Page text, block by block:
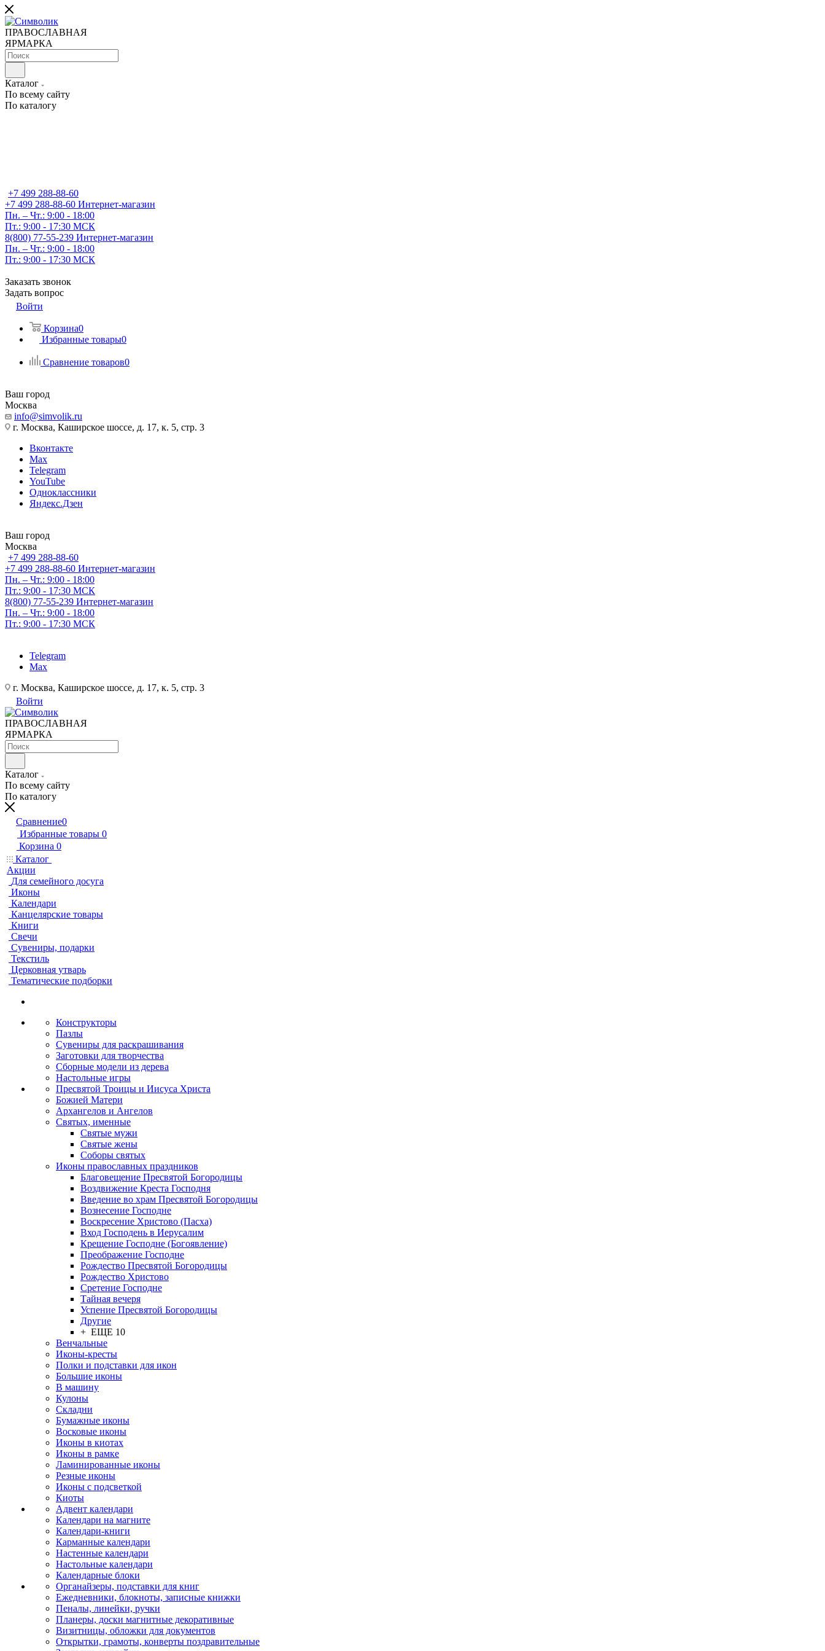
ПРАВОСЛАВНАЯ
ЯРМАРКА
Каталог
По всему сайту
По каталогу
+7 499 288-88-60
+7 499 288-88-60 Интернет-магазин
Пн. – Чт.: 9:00 - 18:00
Пт.: 9:00 - 17:30 МСК
8(800) 77-55-239 Интернет-магазин
Пн. – Чт.: 9:00 - 18:00
Пт.: 9:00 - 17:30 МСК
Заказать звонок
Задать вопрос
Войти
Корзина0
Избранные товары0
Сравнение товаров0
Ваш город
Москва
info@simvolik.ru
г. Москва, Каширское шоссе, д. 17, к. 5, стр. 3
Вконтакте
Max
Telegram
YouTube
Одноклассники
Яндекс.Дзен
Ваш город
Москва
+7 499 288-88-60
+7 499 288-88-60 Интернет-магазин
Пн. – Чт.: 9:00 - 18:00
Пт.: 9:00 - 17:30 МСК
8(800) 77-55-239 Интернет-магазин
Пн. – Чт.: 9:00 - 18:00
Пт.: 9:00 - 17:30 МСК
Telegram
Max
г. Москва, Каширское шоссе, д. 17, к. 5, стр. 3
Войти
ПРАВОСЛАВНАЯ
ЯРМАРКА
Каталог
По всему сайту
По каталогу
Сравнение0
Избранные товары 0
Корзина 0
Каталог
Акции
Для семейного досуга
Иконы
Календари
Канцелярские товары
Книги
Свечи
Сувениры, подарки
Текстиль
Церковная утварь
Тематические подборки
Конструкторы
Пазлы
Сувениры для раскрашивания
Заготовки для творчества
Сборные модели из дерева
Настольные игры
Пресвятой Троицы и Иисуса Христа
Божией Матери
Архангелов и Ангелов
Святых, именные
Святые мужи
Святые жены
Соборы святых
Иконы православных праздников
Благовещение Пресвятой Богородицы
Воздвижение Креста Господня
Введение во храм Пресвятой Богородицы
Вознесение Господне
Воскресение Христово (Пасха)
Вход Господень в Иерусалим
Крещение Господне (Богоявление)
Преображение Господне
Рождество Пресвятой Богородицы
Рождество Христово
Сретение Господне
Тайная вечеря
Успение Пресвятой Богородицы
Другие
+ ЕЩЕ 10
Венчальные
Иконы-кресты
Полки и подставки для икон
Большие иконы
В машину
Кулоны
Складни
Бумажные иконы
Восковые иконы
Иконы в киотах
Иконы в рамке
Ламинированные иконы
Резные иконы
Иконы с подсветкой
Киоты
Адвент календари
Календари на магните
Календари-книги
Карманные календари
Настенные календари
Настольные календари
Календарные блоки
Органайзеры, подставки для книг
Ежедневники, блокноты, записные книжки
Пеналы, линейки, ручки
Планеры, доски магнитные декоративные
Визитницы, обложки для документов
Открытки, грамоты, конверты поздравительные